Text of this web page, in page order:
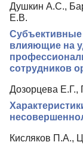
Душкин А.С.,
Е.В.
Субъективные
влияющие на
сотрудников
Дозорцева Е.Г.,
Кисляков П.А.,